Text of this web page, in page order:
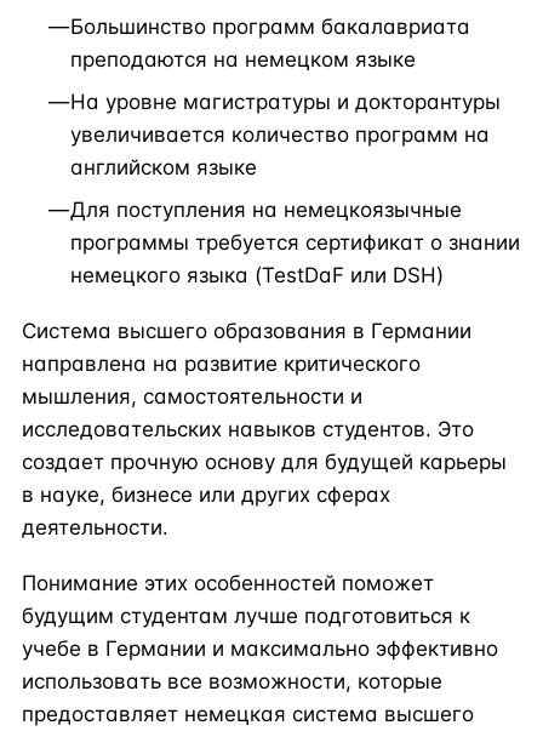
Большинство программ бакалавриата
преподаются на немецком языке
На уровне магистратуры и докторантуры
увеличивается количество программ на
английском языке
Для поступления на немецкоязычные
программы требуется сертификат о знании
немецкого языка (TestDaF или DSH)
Система высшего образования в Германии
направлена на развитие критического
мышления, самостоятельности и
исследовательских навыков студентов. Это
создает прочную основу для будущей карьеры
в науке, бизнесе или других сферах
деятельности.
Понимание этих особенностей поможет
будущим студентам лучше подготовиться к
учебе в Германии и максимально эффективно
использовать все возможности, которые
предоставляет немецкая система высшего